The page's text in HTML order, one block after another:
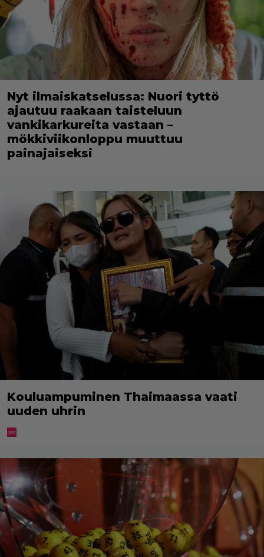
Nyt ilmaiskatselussa: Nuori tyttö
ajautuu raakaan taisteluun
vankikarkureita vastaan –
mökkiviikonloppu muuttuu
painajaiseksi
Kouluampuminen Thaimaassa vaati
uuden uhrin